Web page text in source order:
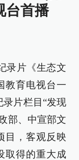
台首播
录片《生态文
教育电视台一
录片栏目“发现
部、中宣部文
目，客观反映
取得的重大成